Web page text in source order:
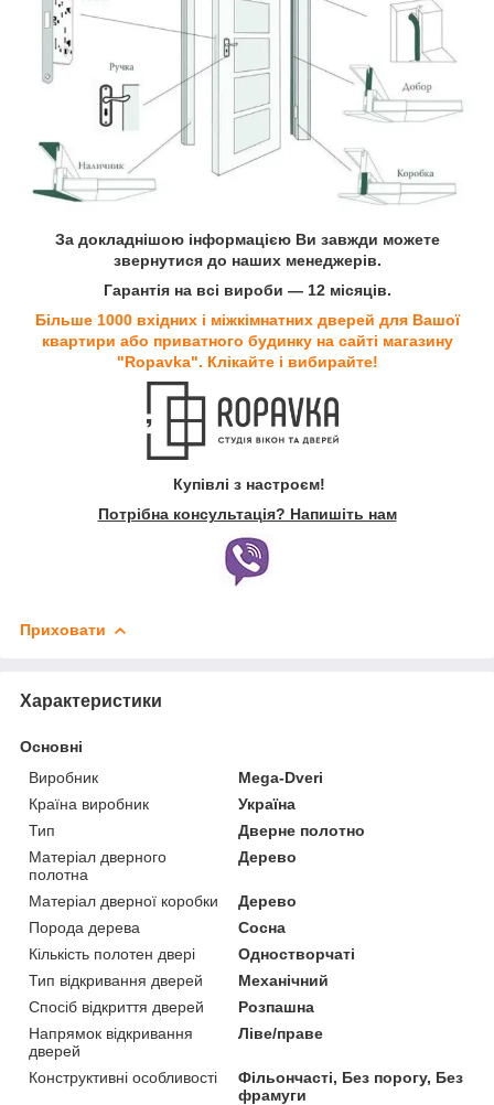
За докладнішою інформацією Ви завжди можете
звернутися до наших менеджерів.
Гарантія на всі вироби — 12 місяців.
Більше 1000 вхідних і міжкімнатних дверей для Вашої
квартири або приватного будинку на сайті магазину
"Ropavka". Клікайте і вибирайте!
Купівлі з настроєм!
Потрібна консультація? Напишіть нам
Приховати
Характеристики
Основні
Виробник
Mega-Dveri
Країна виробник
Україна
Тип
Дверне полотно
Матеріал дверного
полотна
Дерево
Матеріал дверної коробки
Дерево
Порода дерева
Сосна
Кількість полотен двері
Одностворчаті
Тип відкривання дверей
Механічний
Спосіб відкриття дверей
Розпашна
Напрямок відкривання
дверей
Ліве/праве
Конструктивні особливості
Фільончасті, Без порогу, Без
фрамуги